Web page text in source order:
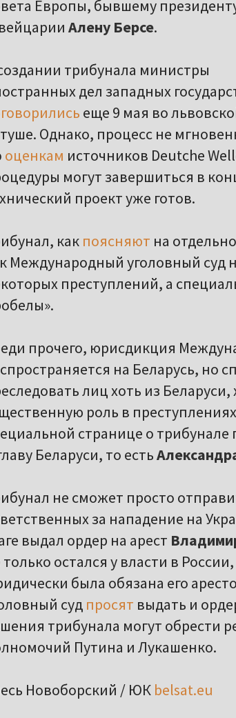
Европы, бывшему
Алену Берсе.
трибунала министры
дел западных
еще 9 мая во
Однако, процесс не
оценкам источников Deutche
могут завершиться в
проект уже готов.
как поясняют на
Международный уголовный суд
преступлений, а
прочего, юрисдикция
на Беларусь, но
лиц хоть из
роль в
странице о
Беларуси, то есть
не сможет просто
за нападение на
выдал ордер на арест
только остался у власти в
была обязана его
суд просят выдать и
трибунала могут обрести
Путина и Лукашенко.
Новоборский / ЮК belsat.eu